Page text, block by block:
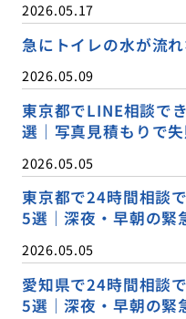
2026.05.17
急にトイレの水が流
2026.05.09
東京都でLINE相談で
選｜写真見積もりで
2026.05.05
東京都で24時間相談
5選｜深夜・早朝の緊
2026.05.05
愛知県で24時間相談
5選｜深夜・早朝の緊